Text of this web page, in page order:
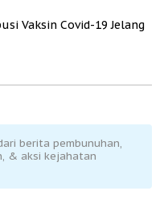
Vaksin Covid-19 Jelang
berita pembunuhan,
& aksi kejahatan